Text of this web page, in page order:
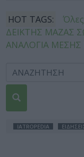
HOT TAGS:
Όλες
ΔΕΙΚΤΗΣ ΜΑΖΑΣ
ΑΝΑΛΟΓΙΑ
IATROPEDIA